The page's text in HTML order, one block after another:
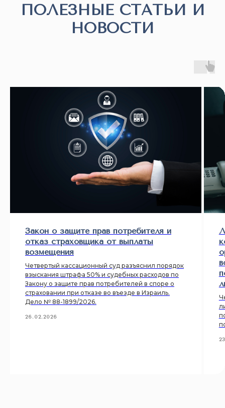
ПОЛЕЗНЫЕ СТАТЬИ И
НОВОСТИ
Закон о защите прав потребителя и
отказ страховщика от выплаты
возмещения
Четвертый кассационный суд разъяснил порядок
взыскания штрафа 50% и судебных расходов по
Закону о защите прав потребителей в споре о
страховании при отказе во въезде в Израиль.
Дело № 88-1899/2026.
26.02.2026